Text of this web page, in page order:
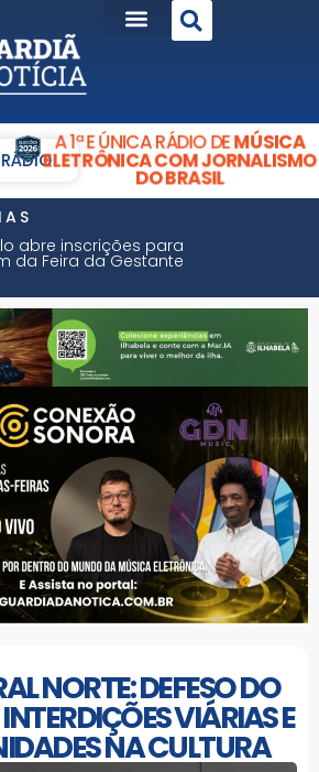
RÁDIO
A 1ª E ÚNICA RÁDIO DEMÚSICA
ELETRÔNICA COM JORNALISMO
DO BRASIL
abre inscrições para
da Feira da Gestante
NORTE: DEFESO DO
VIÁRIAS E
NA CULTURA